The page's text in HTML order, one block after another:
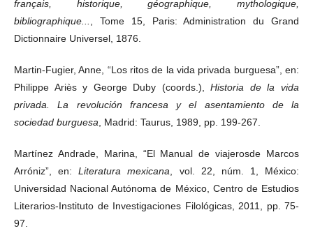
français, historique, géographique, mythologique,
bibliographique...
, Tome 15, Paris: Administration du Grand
Dictionnaire Universel, 1876.
Martin-Fugier, Anne, “Los ritos de la vida privada burguesa”, en:
Philippe Ariès y George Duby (coords.),Historia de la vida
privada. La revolución francesa y el asentamiento de la
sociedad burguesa , Madrid: Taurus, 1989, pp. 199-267.
Martínez Andrade, Marina, “El Manual de viajerosde Marcos
Arróniz”, en:Literatura mexicana , vol. 22, núm. 1, México:
Universidad Nacional Autónoma de México, Centro de Estudios
Literarios-Instituto de Investigaciones Filológicas, 2011, pp. 75-
97.